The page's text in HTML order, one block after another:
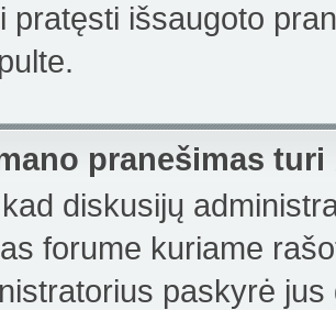
pratęsti išsaugoto
pranešimas
diskusijų
forume kuriame
paskyrė